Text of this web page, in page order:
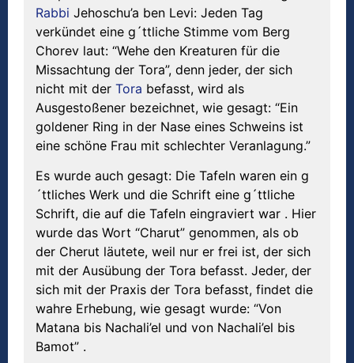
Rabbi Jehoschu’a ben Levi: Jeden Tag
verkündet eine g´ttliche Stimme vom Berg
Chorev laut: “Wehe den Kreaturen für die
Missachtung der Tora”, denn jeder, der sich
nicht mit der Tora befasst, wird als
Ausgestoßener bezeichnet, wie gesagt: “Ein
goldener Ring in der Nase eines Schweins ist
eine schöne Frau mit schlechter Veranlagung.”
Es wurde auch gesagt: Die Tafeln waren ein g
´ttliches Werk und die Schrift eine g´ttliche
Schrift, die auf die Tafeln eingraviert war . Hier
wurde das Wort “Charut” genommen, als ob
der Cherut läutete, weil nur er frei ist, der sich
mit der Ausübung der Tora befasst. Jeder, der
sich mit der Praxis der Tora befasst, findet die
wahre Erhebung, wie gesagt wurde: “Von
Matana bis Nachali’el und von Nachali’el bis
Bamot” .